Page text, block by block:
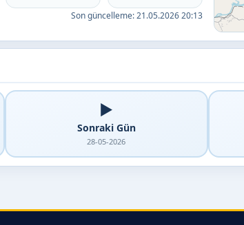
Son güncelleme:21.05.2026 20:13
▶️
Sonraki Gün
28-05-2026